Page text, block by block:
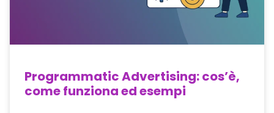
Programmatic Advertising: cos’è,
come funziona ed esempi